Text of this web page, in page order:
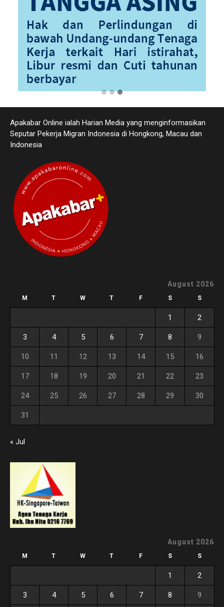
Apakabar Online ialah Harian Media yang menginformasikan
Seputar Pekerja Migran Indonesia di Hongkong, Macau dan
Indonesia
August 2026
M T W T F S S
1 2
3 4 5 6 7 8 9
10 11 12 13 14 15 16
17 18 19 20 21 22 23
24 25 26 27 28 29 30
31
« Jul
August 2026
M T W T F S S
1 2
3 4 5 6 7 8 9